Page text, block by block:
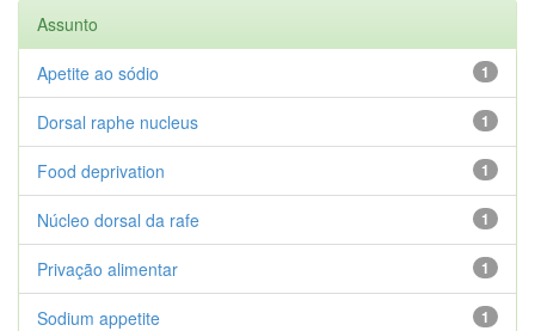
Assunto
1
Apetite ao sódio
1
Dorsal raphe nucleus
1
Food deprivation
1
Núcleo dorsal da rafe
1
Privação alimentar
1
Sodium appetite